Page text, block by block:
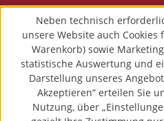
Neben technisch
unsere Website auch
Warenkorb) sowie
statistische Auswertung und
Darstellung unseres
Akzeptieren“ erteilen Sie
Nutzung, über